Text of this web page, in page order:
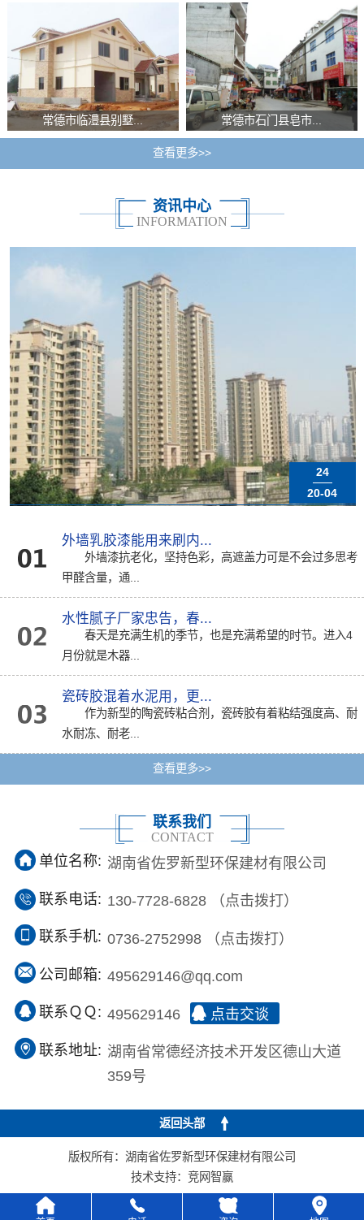
常德市临澧县别墅... 常德市石门县皂市...
查看更多>>
资讯中心
INFORMATION
24
20-04
外墙乳胶漆能用来刷内...
外墙漆抗老化，坚持色彩，高遮盖力可是不会过多思考
甲醛含量，通...
水性腻子厂家忠告，春...
春天是充满生机的季节，也是充满希望的时节。进入4
月份就是木器...
瓷砖胶混着水泥用，更...
作为新型的陶瓷砖粘合剂，瓷砖胶有着粘结强度高、耐
水耐冻、耐老...
查看更多>>
联系我们
CONTACT
单位名称: 湖南省佐罗新型环保建材有限公司
联系电话: 130-7728-6828（点击拨打）
联系手机: 0736-2752998（点击拨打）
公司邮箱: 495629146@qq.com
联系ＱＱ: 495629146 点击交谈
联系地址: 湖南省常德经济技术开发区德山大道
359号
返回头部
版权所有：湖南省佐罗新型环保建材有限公司
技术支持： 竞网智赢